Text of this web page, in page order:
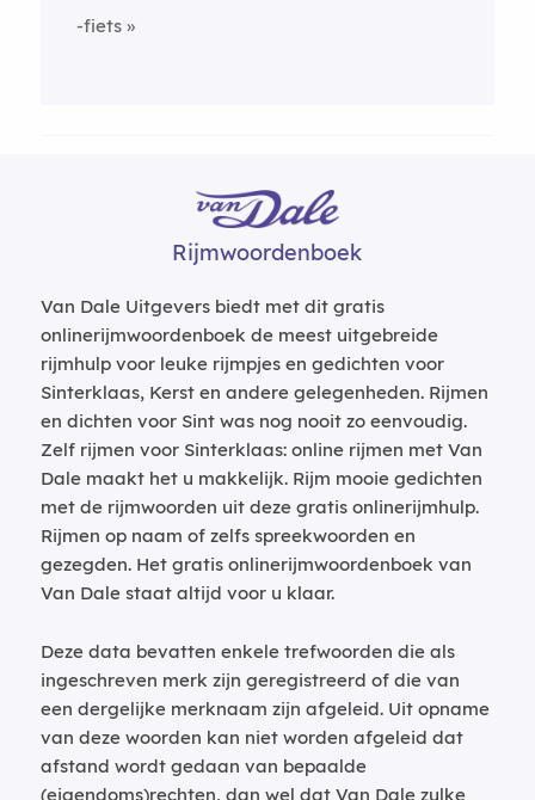
-fiets
Rijmwoordenboek
Van Dale Uitgevers biedt met dit gratis
onlinerijmwoordenboek de meest uitgebreide
rijmhulp voor leuke rijmpjes en gedichten voor
Sinterklaas, Kerst en andere gelegenheden. Rijmen
en dichten voor Sint was nog nooit zo eenvoudig.
Zelf rijmen voor Sinterklaas: online rijmen met Van
Dale maakt het u makkelijk. Rijm mooie gedichten
met de rijmwoorden uit deze gratis onlinerijmhulp.
Rijmen op naam of zelfs spreekwoorden en
gezegden. Het gratis onlinerijmwoordenboek van
Van Dale staat altijd voor u klaar.
Deze data bevatten enkele trefwoorden die als
ingeschreven merk zijn geregistreerd of die van
een dergelijke merknaam zijn afgeleid. Uit opname
van deze woorden kan niet worden afgeleid dat
afstand wordt gedaan van bepaalde
(eigendoms)rechten, dan wel dat Van Dale zulke